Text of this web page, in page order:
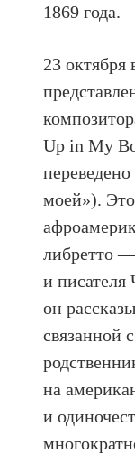
1869 года.
23 октября
Up in My
моей»).
либретто
и писателя
он
связанной
на
и